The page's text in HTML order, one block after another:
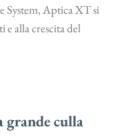
System, Aptica XT si
alla crescita del
culla